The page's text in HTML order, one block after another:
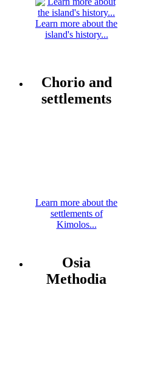
Learn more about the
island's history...
Chorio and
settlements
Learn more about the
settlements of
Kimolos...
Osia
Methodia